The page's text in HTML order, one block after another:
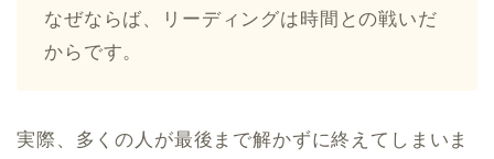
なぜならば、リーディングは時間との戦いだ
からです。
実際、多くの人が最後まで解かずに終えてしまいま